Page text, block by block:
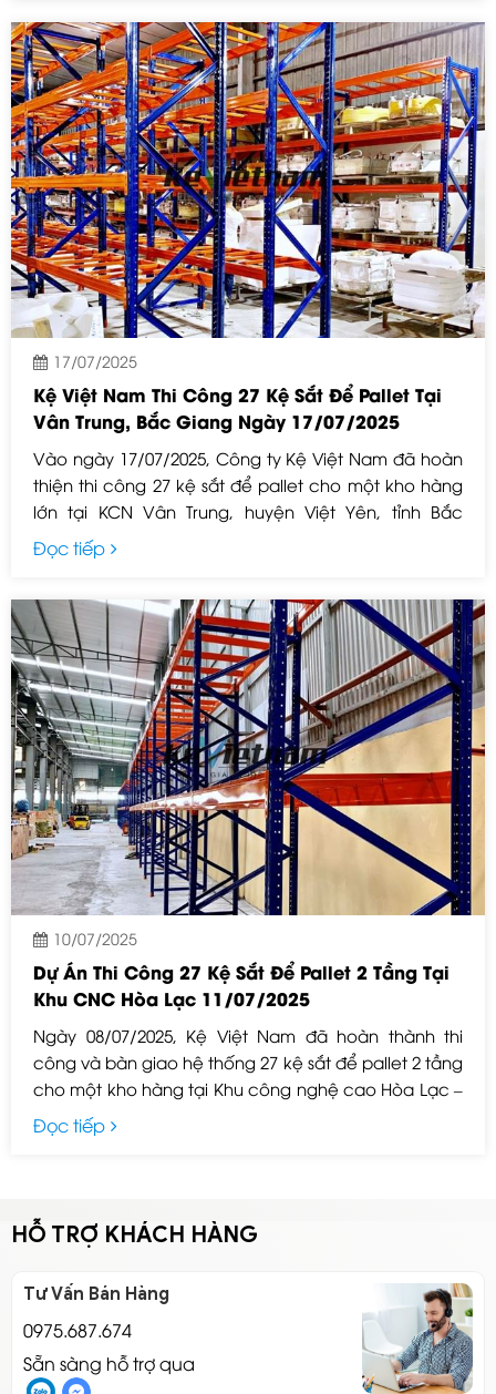
chứa hàng hóa nặng và hỗ trợ xe nâng làm việc hiệu
quả trong môi trường công nghiệp.
17/07/2025
Kệ Việt Nam Thi Công 27 Kệ Sắt Để Pallet Tại
Vân Trung, Bắc Giang Ngày 17/07/2025
Vào ngày 17/07/2025, Công ty Kệ Việt Nam đã hoàn
thiện thi công 27 kệ sắt để pallet cho một kho hàng
lớn tại KCN Vân Trung, huyện Việt Yên, tỉnh Bắc
Giang. Dự án nằm trong chuỗi cung cấp giải pháp
lưu trữ tối ưu cho các doanh nghiệp sản xuất –
Bắc Giang.
Đọc tiếp
10/07/2025
Dự Án Thi Công 27 Kệ Sắt Để Pallet 2 Tầng Tại
Khu CNC Hòa Lạc 11/07/2025
Ngày 08/07/2025, Kệ Việt Nam đã hoàn thành thi
công và bàn giao hệ thống 27 kệ sắt để pallet 2 tầng
cho một kho hàng tại Khu công nghệ cao Hòa Lạc –
Hà Nội. Dự án nhằm phục vụ cho việc lưu trữ hàng
hóa đóng pallet với quy mô vừa, đảm bảo tối ưu
Đọc tiếp
HỖ TRỢ KHÁCH HÀNG
Tư Vấn Bán Hàng
0975.687.674
Sẵn sàng hỗ trợ qua